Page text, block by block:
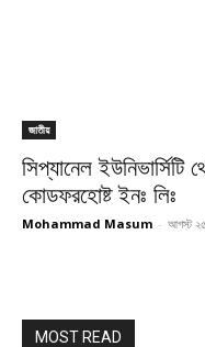
জাতীয়
সিপ্যানেল ইউনিভার্সিটি
কোডফরহোষ্ট ইনঃ লিঃ
Mohammad Masum - আগস্ট
MOST READ